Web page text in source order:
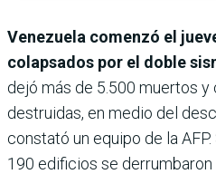
Venezuela comenzó el
colapsados por el doble
dejó más de 5.500 muertos
destruidas, en medio del
constató un equipo de la
190 edificios se